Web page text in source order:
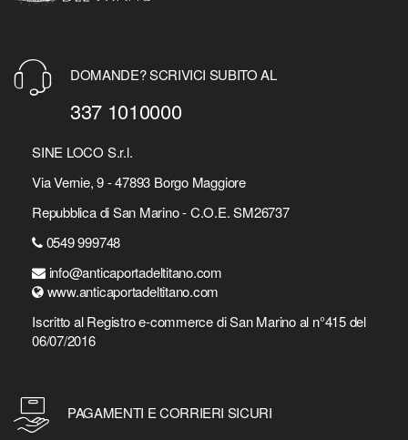
DOMANDE? SCRIVICI SUBITO AL
337 1010000
SINE LOCO S.r.l.
Via Vernie, 9 - 47893 Borgo Maggiore
Repubblica di San Marino - C.O.E. SM26737
0549 999748
info@anticaportadeltitano.com
www.anticaportadeltitano.com
Iscritto al Registro e-commerce di San Marino al n°415 del
06/07/2016
PAGAMENTI E CORRIERI SICURI